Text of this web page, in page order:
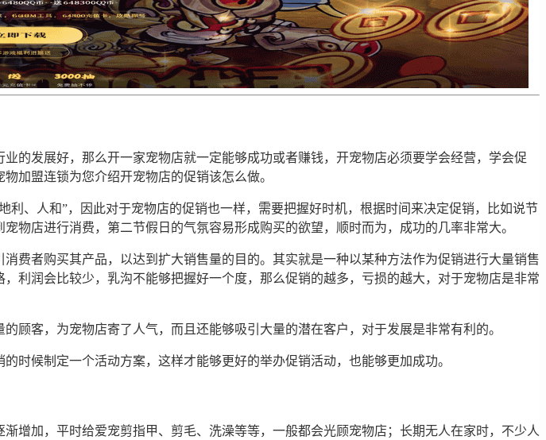
的发展好，那么开一家宠物店就一定能够成功或者赚钱，开宠物店必须要学会经营，学会促
加盟连锁为您介绍开宠物店的促销该怎么做。
、人和”，因此对于宠物店的促销也一样，需要把握好时机，根据时间来决定促销，比如说节
物店进行消费，第二节假日的气氛容易形成购买的欲望，顺时而为，成功的几率非常大。
费者购买其产品，以达到扩大销售量的目的。其实就是一种以某种方法作为促销进行大量销售
利润会比较少，乳沟不能够把握好一个度，那么促销的越多，亏损的越大，对于宠物店是非常
顾客，为宠物店寄了人气，而且还能够吸引大量的潜在客户，对于发展是非常有利的。
时候制定一个活动方案，这样才能够更好的举办促销活动，也能够更加成功。
增加，平时给爱宠剪指甲、剪毛、洗澡等等，一般都会光顾宠物店；长期无人在家时，不少人